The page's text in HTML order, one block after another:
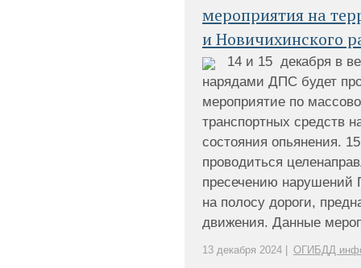
мероприятия на
и Новичихинского
14 и 15 декабря в
нарядами ДПС будет
мероприятие по
транспортных средств
состояния опьянения.
проводиться
пресечению
на полосу дороги,
движения. Данные
13 декабря 2024 | ОГИБДД